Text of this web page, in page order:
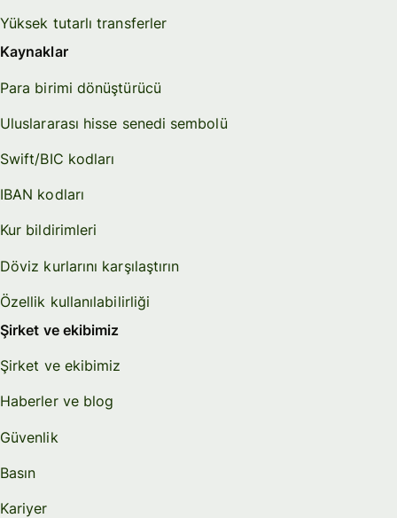
Yüksek tutarlı transferler
Kaynaklar
Para birimi dönüştürücü
Uluslararası hisse senedi sembolü
Swift/BIC kodları
IBAN kodları
Kur bildirimleri
Döviz kurlarını karşılaştırın
Özellik kullanılabilirliği
Şirket ve ekibimiz
Şirket ve ekibimiz
Haberler ve blog
Güvenlik
Basın
Kariyer